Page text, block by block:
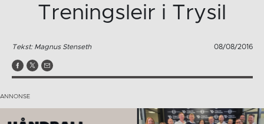
Treningsleir i Trysil
Tekst: Magnus Stenseth 08/08/2016